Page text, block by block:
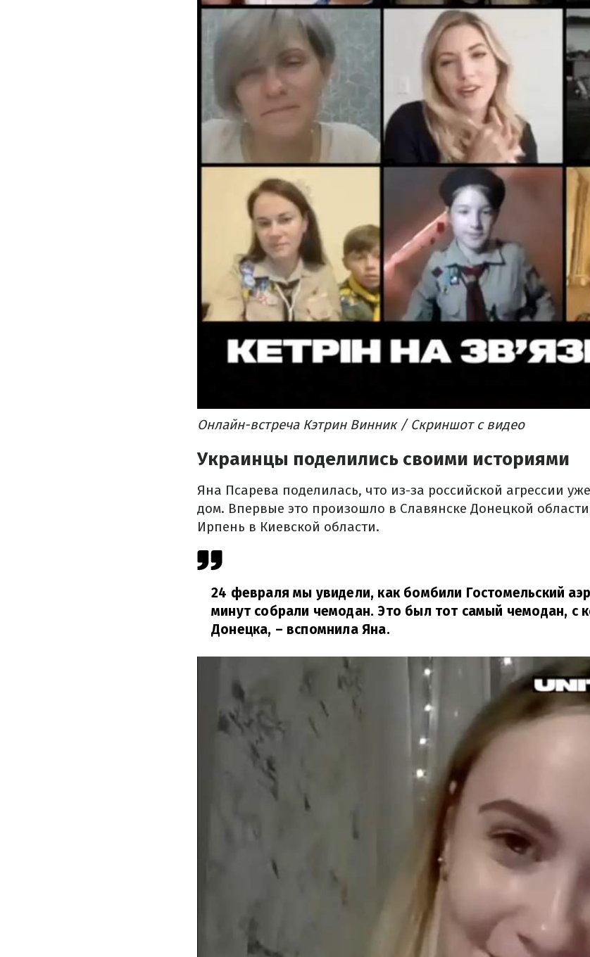
Онлайн-встреча Кэтрин Винник / Скриншот с видео
Украинцы поделились своими историями
Яна Псарева поделилась, что из-за российской агрессии
дом. Впервые это произошло в Славянске Донецкой
Ирпень в Киевской области.
24 февраля мы увидели, как бомбили Гостомельский
минут собрали чемодан. Это был тот самый чемодан, с
Донецка, – вспомнила Яна.